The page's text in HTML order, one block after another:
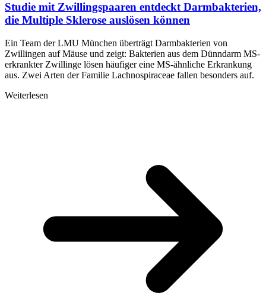
Studie mit Zwillingspaaren entdeckt Darmbakterien,
die Multiple Sklerose auslösen können
Ein Team der LMU München überträgt Darmbakterien von
Zwillingen auf Mäuse und zeigt: Bakterien aus dem Dünndarm MS-
erkrankter Zwillinge lösen häufiger eine MS-ähnliche Erkrankung
aus. Zwei Arten der Familie Lachnospiraceae fallen besonders auf.
Weiterlesen